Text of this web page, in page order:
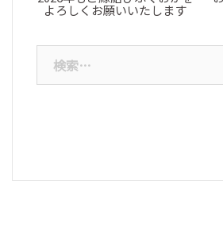
よろしくお願いいたします
索: